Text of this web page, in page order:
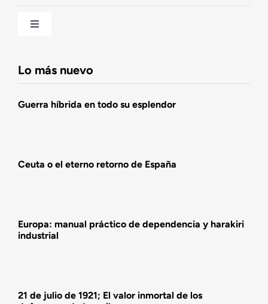
Toggle
Lo más nuevo
Guerra híbrida en todo su esplendor
Ceuta o el eterno retorno de España
Europa: manual práctico de dependencia y harakiri
industrial
21 de julio de 1921; El valor inmortal de los